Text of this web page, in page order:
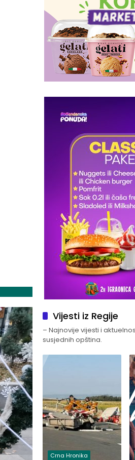
Vijesti iz Regije
– Najnovije vijesti i
susjednih opština.
Crna Hronika